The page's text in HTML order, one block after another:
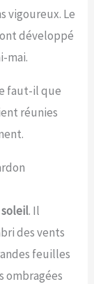
vigoureux. Le
développé
mai.
faut-il que
réunies
. Il
des vents
feuilles
ombragées